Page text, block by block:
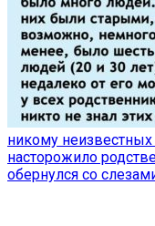
никому
насторожило
обернулся со